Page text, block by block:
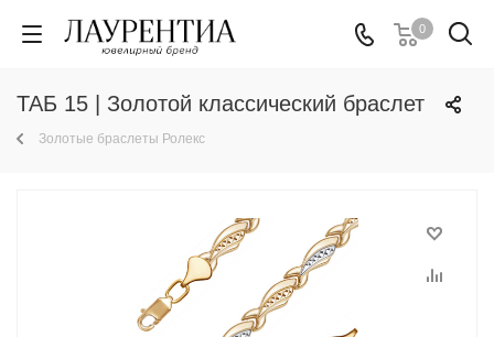
0
ТАБ 15 | Золотой классический браслет
Золотые браслеты Ролекс